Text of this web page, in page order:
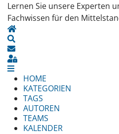
Lernen Sie unsere Experten
Fachwissen für den
HOME
UPDATES ABONNIEREN
SIGN IN
HOME
KATEGORIEN
TAGS
AUTOREN
TEAMS
KALENDER